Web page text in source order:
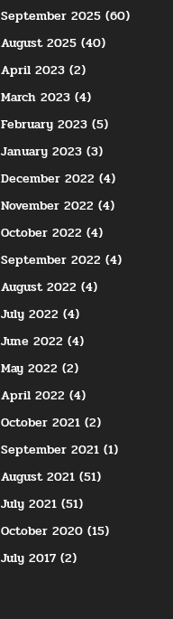
September 2025 (60)
August 2025 (40)
April 2023 (2)
March 2023 (4)
February 2023 (5)
January 2023 (3)
December 2022 (4)
November 2022 (4)
October 2022 (4)
September 2022 (4)
August 2022 (4)
July 2022 (4)
June 2022 (4)
May 2022 (2)
April 2022 (4)
October 2021 (2)
September 2021 (1)
August 2021 (51)
July 2021 (51)
October 2020 (15)
July 2017 (2)